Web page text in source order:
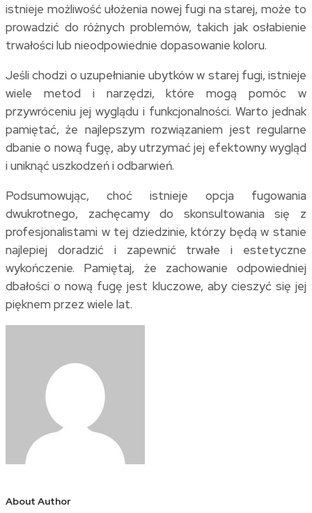
istnieje możliwość ułożenia nowej fugi na starej, może to
prowadzić do różnych problemów, takich jak osłabienie
trwałości lub nieodpowiednie dopasowanie koloru.
Jeśli chodzi o uzupełnianie ubytków w starej fugi, istnieje
wiele metod i narzędzi, które mogą pomóc w
przywróceniu jej wyglądu i funkcjonalności. Warto jednak
pamiętać, że najlepszym rozwiązaniem jest regularne
dbanie o nową fugę, aby utrzymać jej efektowny wygląd
i uniknąć uszkodzeń i odbarwień.
Podsumowując, choć istnieje opcja fugowania
dwukrotnego, zachęcamy do skonsultowania się z
profesjonalistami w tej dziedzinie, którzy będą w stanie
najlepiej doradzić i zapewnić trwałe i estetyczne
wykończenie. Pamiętaj, że zachowanie odpowiedniej
dbałości o nową fugę jest kluczowe, aby cieszyć się jej
pięknem przez wiele lat.
About Author